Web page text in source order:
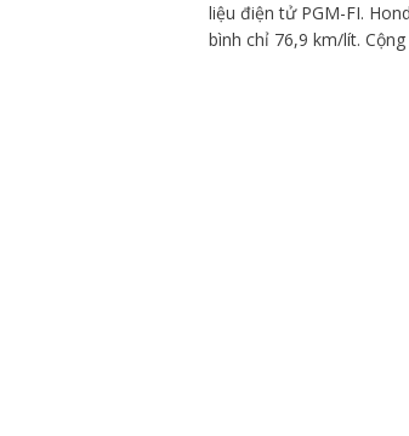
liệu điện tử PGM-FI.
bình chỉ 76,9 km/lít.